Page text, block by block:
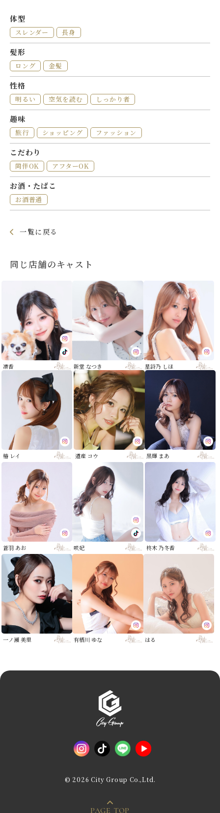
体型
スレンダー 長身
髪形
ロング 金髪
性格
明るい 空気を読む しっかり者
趣味
旅行 ショッピング ファッション
こだわり
同伴OK アフターOK
お酒・たばこ
お酒普通
一覧に戻る
同じ店舗のキャスト
凛香 新堂 なつき 星詩乃 しほ
椿 レイ 道産 コウ 黒輝 まあ
蒼羽 あお 咲妃 柊木 乃冬香
一ノ瀬 美里 有栖川 ゆな はる
© 2026 City Group Co.,Ltd.
PAGE TOP